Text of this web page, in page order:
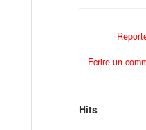
Ecrire un
Hits